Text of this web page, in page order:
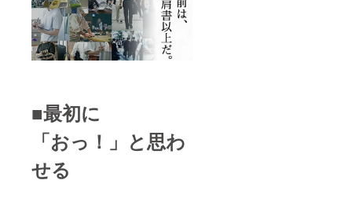
■最初に
「おっ！」と思わ
せる